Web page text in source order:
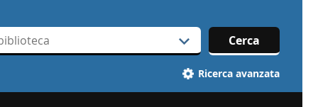
Cerca
Ricerca avanzata